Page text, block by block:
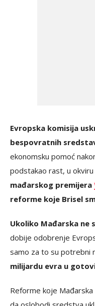
Evropska komisija
bespovratnih
ekonomsku pomoć
podstakao rast, u
mađarskog premijera
reforme koje Brisel
Ukoliko Mađarska ne
dobije odobrenje
samo za to su potrebni
milijardu evra u
Reforme koje